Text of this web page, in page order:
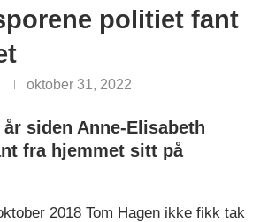
politiet fant
oktober 31, 2022
siden Anne-Elisabeth
fra hjemmet sitt på
2018 Tom Hagen ikke fikk tak